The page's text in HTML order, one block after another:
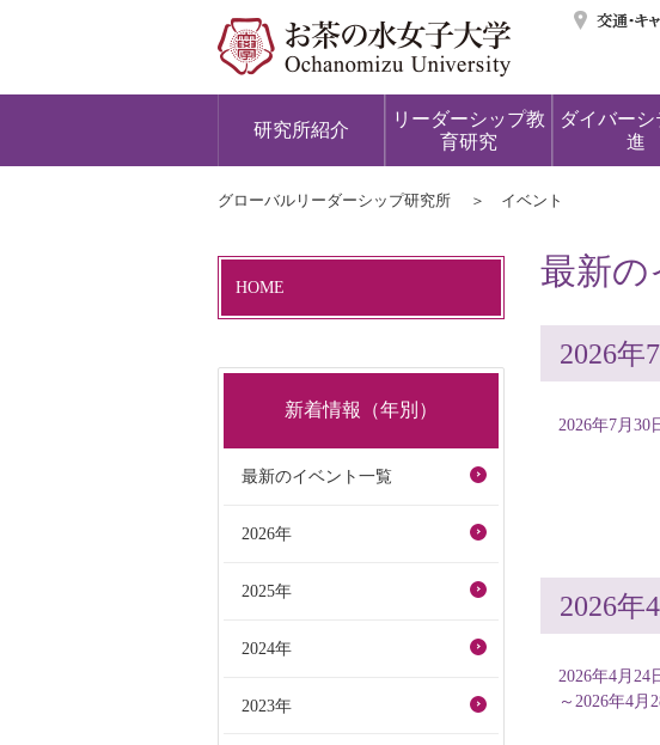
研究所紹介
リーダーシップ教
育研究
ダイバー
進
グローバルリーダーシップ研究所 イベント
最新の
2026年
2026年7月30
2026年
2026年4月24
～2026年4月
HOME
新着情報（年別）
最新のイベント一覧
2026年
2025年
2024年
2023年